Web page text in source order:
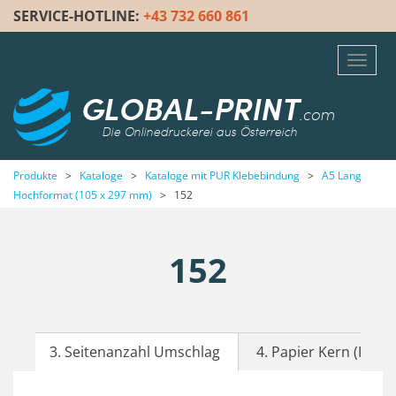
SERVICE-HOTLINE: +43 732 660 861
GLOBAL-PRINT.com
Die Onlinedruckerei aus Österreich
Produkte > Kataloge > Kataloge mit PUR Klebebindung > A5 Lang
Hochformat (105 x 297 mm) > 152
152
3. Seitenanzahl Umschlag 4. Papier Kern